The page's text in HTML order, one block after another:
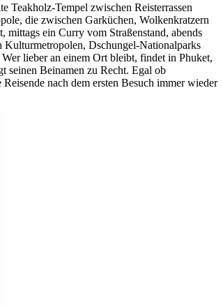
Teakholz-Tempel zwischen Reisterrassen
die zwischen Garküchen, Wolkenkratzern
mittags ein Curry vom Straßenstand, abends
Kulturmetropolen, Dschungel-Nationalparks
lieber an einem Ort bleibt, findet in Phuket,
seinen Beinamen zu Recht. Egal ob
nach dem ersten Besuch immer wieder